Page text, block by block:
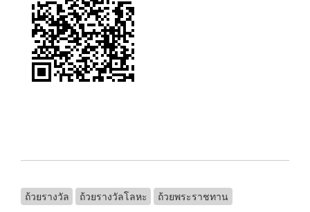
ถ้วยรางวัล ถ้วยรางวัลโลหะ
ถ้วยพระราชทาน